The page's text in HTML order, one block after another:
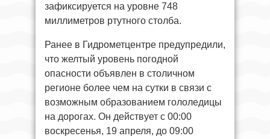
зафиксируется на уровне 748
миллиметров ртутного столба.
Ранее в Гидрометцентре предупредили,
что желтый уровень погодной
опасности объявлен в столичном
регионе более чем на сутки в связи с
возможным образованием гололедицы
на дорогах. Он действует с 00:00
воскресенья, 19 апреля, до 09:00